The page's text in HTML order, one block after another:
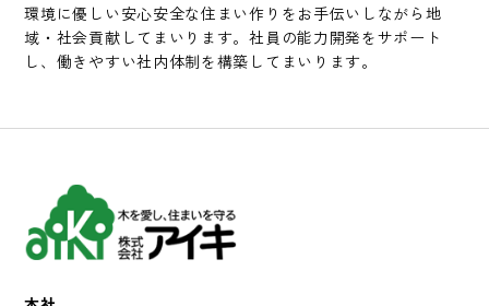
環境に優しい安心安全な住まい作りをお手伝いしながら地
域・社会貢献してまいります。社員の能力開発をサポート
し、働きやすい社内体制を構築してまいります。